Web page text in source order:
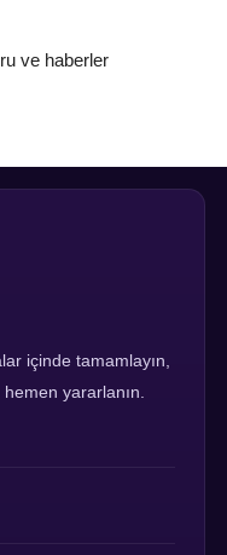
ve haberler
içinde tamamlayın,
yararlanın.